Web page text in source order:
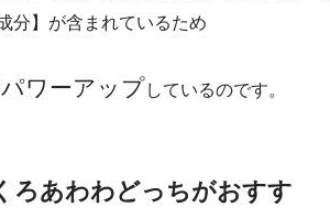
分】が含まれているため
ワーアップしているのです。
ろあわわどっちがおすす